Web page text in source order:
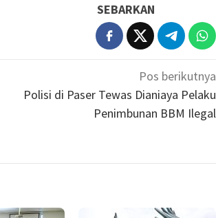
SEBARKAN
Pos berikutnya
Polisi di Paser Tewas Dianiaya Pelaku
Penimbunan BBM Ilegal